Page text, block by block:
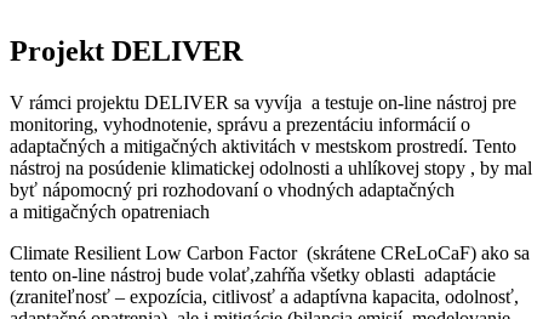
Projekt DELIVER
V rámci projektu DELIVER sa vyvíja a testuje on-line nástroj pre
monitoring, vyhodnotenie, správu a prezentáciu informácií o
adaptačných a mitigačných aktivitách v mestskom prostredí. Tento
nástroj na posúdenie klimatickej odolnosti a uhlíkovej stopy , by mal
byť nápomocný pri rozhodovaní o vhodných adaptačných
a mitigačných opatreniach
Climate Resilient Low Carbon Factor (skrátene CReLoCaF) ako sa
tento on-line nástroj bude volať,zahŕňa všetky oblasti adaptácie
(zraniteľnosť – expozícia, citlivosť a adaptívna kapacita, odolnosť,